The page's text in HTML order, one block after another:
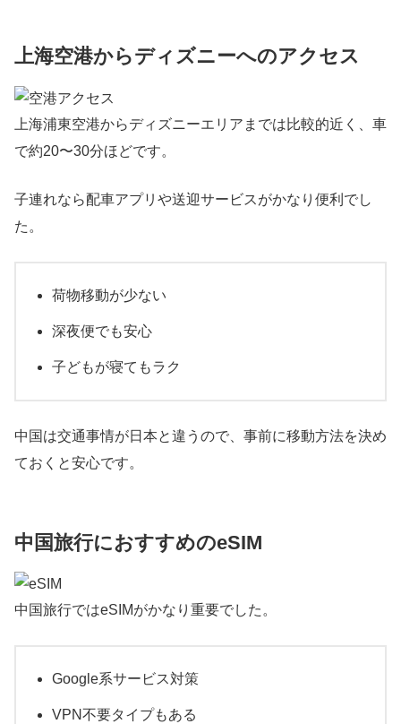
上海空港からディズニーへのアクセス
上海浦東空港からディズニーエリアまでは比較的近く、車
で約20〜30分ほどです。
子連れなら配車アプリや送迎サービスがかなり便利でし
た。
荷物移動が少ない
深夜便でも安心
子どもが寝てもラク
中国は交通事情が日本と違うので、事前に移動方法を決め
ておくと安心です。
中国旅行におすすめのeSIM
中国旅行ではeSIMがかなり重要でした。
Google系サービス対策
VPN不要タイプもある